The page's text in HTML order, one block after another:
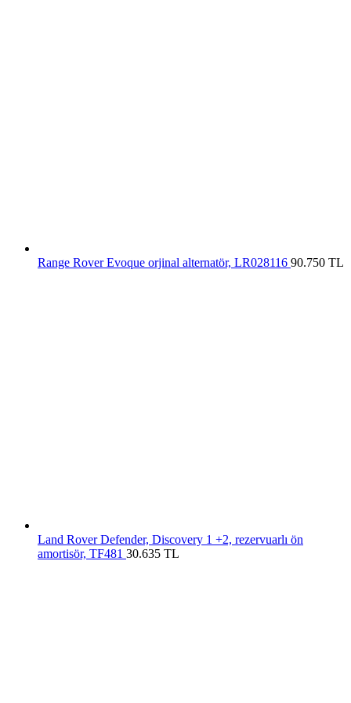
Range Rover Evoque orjinal alternatör, LR028116 90.750 TL
Land Rover Defender, Discovery 1 +2, rezervuarlı ön
amortisör, TF481 30.635 TL